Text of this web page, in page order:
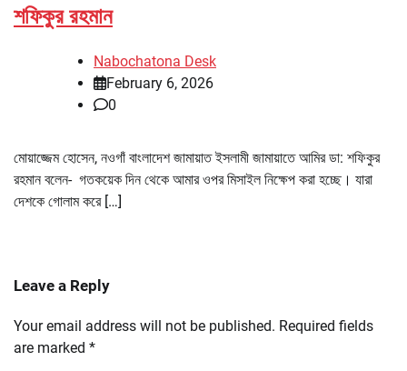
শফিকুর রহমান
Nabochatona Desk
February 6, 2026
0
মোয়াজ্জেম হোসেন, নওগাঁ বাংলাদেশ জামায়াত ইসলামী জামায়াতে আমির ডা: শফিকুর
রহমান বলেন- গতকয়েক দিন থেকে আমার ওপর মিসাইল নিক্ষেপ করা হচ্ছে। যারা
দেশকে গোলাম করে […]
Leave a Reply
Your email address will not be published. Required fields
are marked *